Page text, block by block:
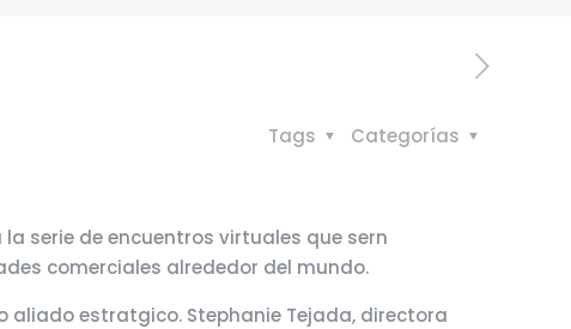
Categorías
Tags
serie de encuentros virtuales que sern
comerciales alrededor del mundo.
aliado estratgico. Stephanie Tejada, directora